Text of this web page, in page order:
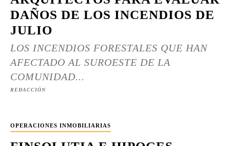
DAÑOS DE LOS INCENDIOS DE
JULIO
LOS INCENDIOS FORESTALES QUE HAN
AFECTADO AL SUROESTE DE LA
COMUNIDAD...
REDACCIÓN
OPERACIONES INMOBILIARIAS